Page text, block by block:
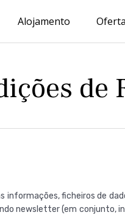
Alojamento
de
ficheiros de
newsletter (em conjunto,